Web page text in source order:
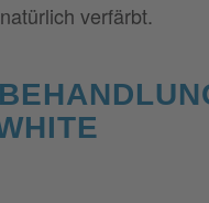
verfärbt.